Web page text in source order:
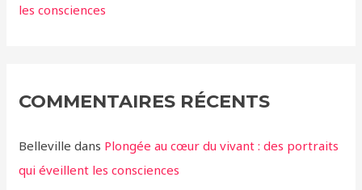
les consciences
COMMENTAIRES RÉCENTS
Belleville dans Plongée au cœur du vivant : des portraits
qui éveillent les consciences